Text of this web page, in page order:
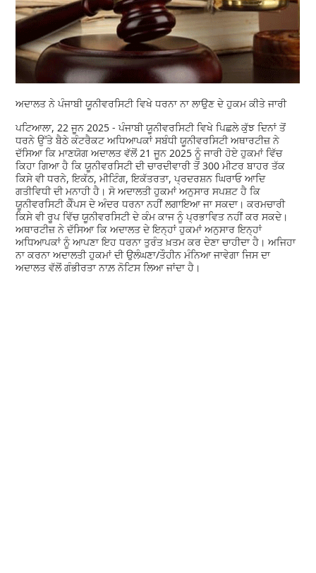
ਅਦਾਲਤ ਨੇ ਪੰਜਾਬੀ ਯੂਨੀਵਰਸਿਟੀ ਵਿਖੇ ਧਰਨਾ ਨਾ ਲਾਉਣ ਦੇ ਹੁਕਮ ਕੀਤੇ ਜਾਰੀ
ਪਟਿਆਲਾ, 22 ਜੂਨ 2025 - ਪੰਜਾਬੀ ਯੂਨੀਵਰਸਿਟੀ ਵਿਖੇ ਪਿਛਲੇ ਕੁੱਝ ਦਿਨਾਂ ਤੋਂ
ਧਰਨੇ ਉੱਤੇ ਬੈਠੇ ਕੰਟਰੈਕਟ ਅਧਿਆਪਕਾਂ ਸਬੰਧੀ ਯੂਨੀਵਰਸਿਟੀ ਅਥਾਰਟੀਜ਼ ਨੇ
ਦੱਸਿਆ ਕਿ ਮਾਣਯੋਗ ਅਦਾਲਤ ਵੱਲੋਂ 21 ਜੂਨ 2025 ਨੂੰ ਜਾਰੀ ਹੋਏ ਹੁਕਮਾਂ ਵਿੱਚ
ਕਿਹਾ ਗਿਆ ਹੈ ਕਿ ਯੂਨੀਵਰਸਿਟੀ ਦੀ ਚਾਰਦੀਵਾਰੀ ਤੋਂ 300 ਮੀਟਰ ਬਾਹਰ ਤੱਕ
ਕਿਸੇ ਵੀ ਧਰਨੇ, ਇਕੱਠ, ਮੀਟਿੰਗ, ਇਕੱਤਰਤਾ, ਪ੍ਰਦਰਸ਼ਨ ਘਿਰਾਓ ਆਦਿ
ਗਤੀਵਿਧੀ ਦੀ ਮਨਾਹੀ ਹੈ। ਸੋ ਅਦਾਲਤੀ ਹੁਕਮਾਂ ਅਨੁਸਾਰ ਸਪਸ਼ਟ ਹੈ ਕਿ
ਯੂਨੀਵਰਸਿਟੀ ਕੈੰਪਸ ਦੇ ਅੰਦਰ ਧਰਨਾ ਨਹੀਂ ਲਗਾਇਆ ਜਾ ਸਕਦਾ। ਕਰਮਚਾਰੀ
ਕਿਸੇ ਵੀ ਰੂਪ ਵਿੱਚ ਯੂਨੀਵਰਸਿਟੀ ਦੇ ਕੰਮ ਕਾਜ ਨੂੰ ਪ੍ਰਭਾਵਿਤ ਨਹੀਂ ਕਰ ਸਕਦੇ।
ਅਥਾਰਟੀਜ਼ ਨੇ ਦੱਸਿਆ ਕਿ ਅਦਾਲਤ ਦੇ ਇਨ੍ਹਾਂ ਹੁਕਮਾਂ ਅਨੁਸਾਰ ਇਨ੍ਹਾਂ
ਅਧਿਆਪਕਾਂ ਨੂੰ ਆਪਣਾ ਇਹ ਧਰਨਾ ਤੁਰੰਤ ਖ਼ਤਮ ਕਰ ਦੇਣਾ ਚਾਹੀਦਾ ਹੈ। ਅਜਿਹਾ
ਨਾ ਕਰਨਾ ਅਦਾਲਤੀ ਹੁਕਮਾਂ ਦੀ ਉਲੰਘਣਾ/ਤੌਹੀਨ ਮੰਨਿਆ ਜਾਵੇਗਾ ਜਿਸ ਦਾ
ਅਦਾਲਤ ਵੱਲੋਂ ਗੰਭੀਰਤਾ ਨਾਲ਼ ਨੋਟਿਸ ਲਿਆ ਜਾਂਦਾ ਹੈ।